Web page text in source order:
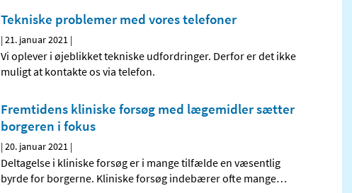
Tekniske problemer med vores telefoner
|21. januar 2021 |
Vi oplever i øjeblikket tekniske udfordringer. Derfor er det ikke
muligt at kontakte os via telefon.
Fremtidens kliniske forsøg med lægemidler sætter
borgeren i fokus
|20. januar 2021 |
Deltagelse i kliniske forsøg er i mange tilfælde en væsentlig
byrde for borgerne. Kliniske forsøg indebærer ofte mange…